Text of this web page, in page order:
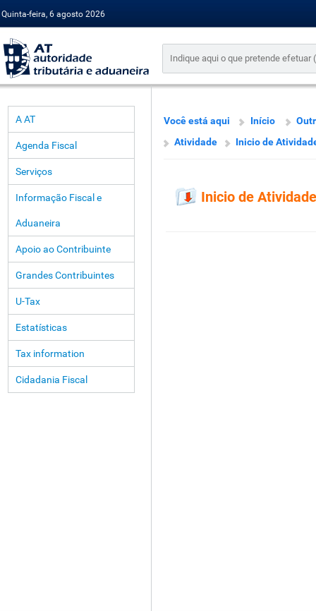
Quinta-feira, 6 agosto 2026
A AT
Agenda Fiscal
Serviços
Informação Fiscal e
Aduaneira
Apoio ao Contribuinte
Grandes Contribuintes
U-Tax
Estatísticas
Tax information
Cidadania Fiscal
Você está aqui Início
Atividade
Inicio de
Inicio de Atividade